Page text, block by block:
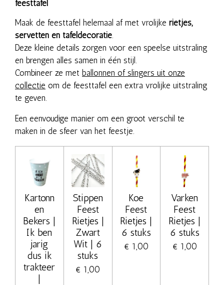
feesttafel
Maak de feesttafel helemaal af met vrolijke rietjes,
servetten en tafeldecoratie
Deze kleine details zorgen voor een speelse uitstraling
en brengen alles samen in één stijl.
Combineer ze met ballonnen of slingers uit onze
collectie om de feesttafel een extra vrolijke uitstraling
te geven.
Een eenvoudige manier om een groot verschil te
maken in de sfeer van het feestje.
Kartonn
en
Bekers |
Ik ben
jarig
dus ik
trakteer
|
Stippen
Feest
Rietjes |
Zwart
Wit | 6
stuks
€ 1,00
Koe
Feest
Rietjes |
6 stuks
€ 1,00
Varken
Feest
Rietjes |
6 stuks
€ 1,00